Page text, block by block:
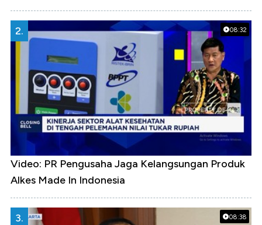
08:32
2.
Video: PR Pengusaha Jaga Kelangsungan Produk
Alkes Made In Indonesia
08:38
3.